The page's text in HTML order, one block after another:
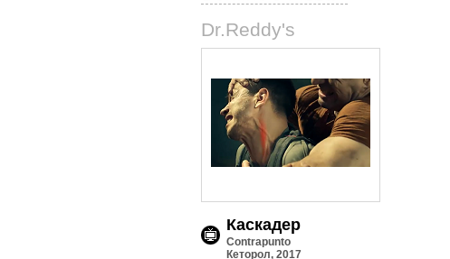
Dr.Reddy's
Каскадер
Contrapunto
Кеторол, 2017